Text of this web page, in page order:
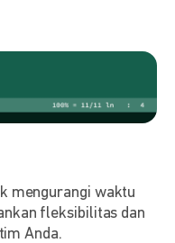
mengurangi waktu
fleksibilitas dan
Anda.